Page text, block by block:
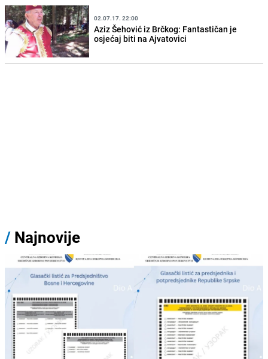
02.07.17. 22:00
Aziz Šehović iz Brčkog: Fantastičan je
osjećaj biti na Ajvatovici
/ Najnovije